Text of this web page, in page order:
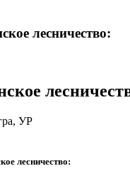
лесничество:
, УР
лесничество: